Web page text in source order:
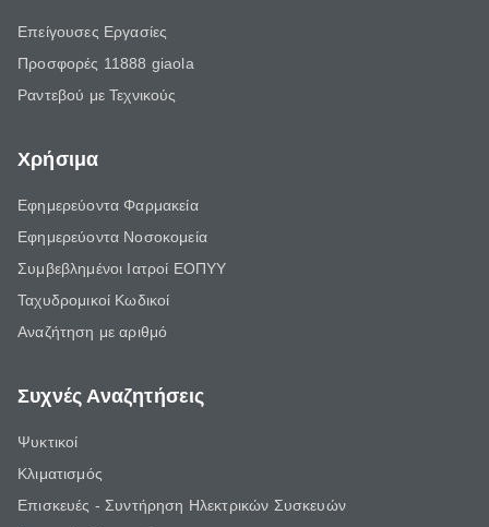
Επείγουσες Εργασίες
Προσφορές 11888 giaola
Ραντεβού με Τεχνικούς
Χρήσιμα
Εφημερεύοντα Φαρμακεία
Εφημερεύοντα Νοσοκομεία
Συμβεβλημένοι Ιατροί ΕΟΠΥΥ
Ταχυδρομικοί Κωδικοί
Αναζήτηση με αριθμό
Συχνές Αναζητήσεις
Ψυκτικοί
Κλιματισμός
Επισκευές - Συντήρηση Ηλεκτρικών Συσκευών